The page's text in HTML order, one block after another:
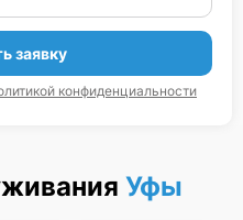
заявку
конфиденциальности
Уфы